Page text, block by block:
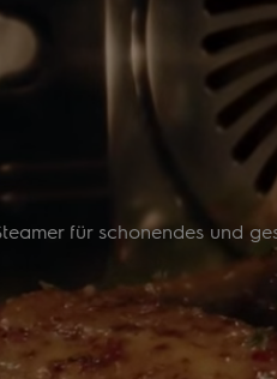
für schonendes und